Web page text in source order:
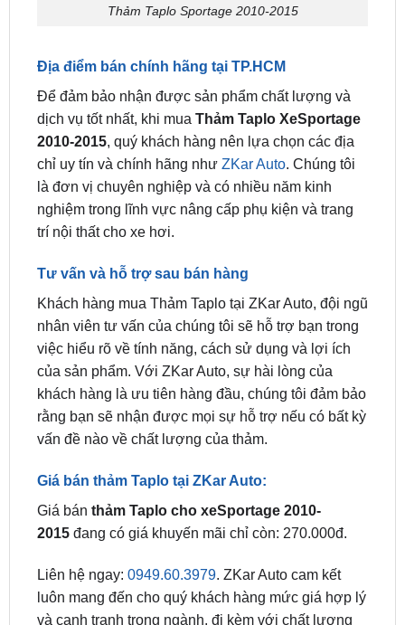
Địa điểm bán chính hãng tại TP.HCM
dịch vụ tốt nhất, khi muaThảm Taplo XeSportage
2010-2015, quý khách hàng nên lựa chọn các địa
chỉ uy tín và chính hãng nhưZKar Auto. Chúng tôi
là đơn vị chuyên nghiệp và có nhiều năm kinh
nghiệm trong lĩnh vực nâng cấp phụ kiện và trang
trí nội thất cho xe hơi.
Tư vấn và hỗ trợ sau bán hàng
nhân viên tư vấn của chúng tôi sẽ hỗ trợ bạn trong
việc hiểu rõ về tính năng, cách sử dụng và lợi ích
của sản phẩm. Với ZKar Auto, sự hài lòng của
khách hàng là ưu tiên hàng đầu, chúng tôi đảm bảo
rằng bạn sẽ nhận được mọi sự hỗ trợ nếu có bất kỳ
vấn đề nào về chất lượng của thảm.
Giá bán thảm Taplo tại ZKar Auto:
2015đang có giá khuyến mãi chỉ còn: 270.000đ.
Liên hệ ngay: 0949.60.3979. ZKar Auto cam kết
và cạnh tranh trong ngành, đi kèm với chất lượng
sản phẩm và dịch vụ tốt nhất.